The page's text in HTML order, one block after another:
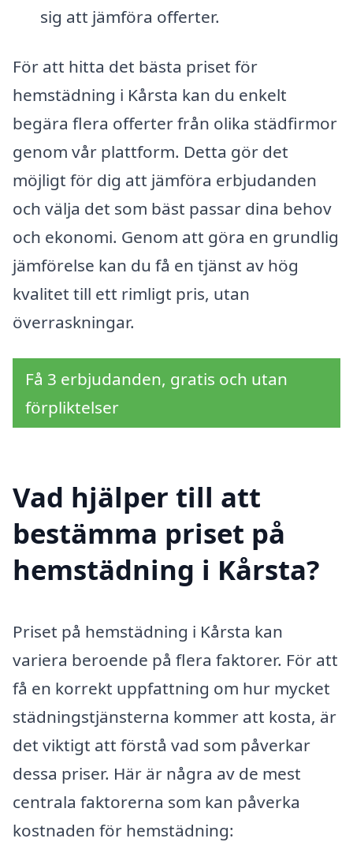
sig att jämföra offerter.
För att hitta det bästa priset för
hemstädning i Kårsta kan du enkelt
begära flera offerter från olika städfirmor
genom vår plattform. Detta gör det
möjligt för dig att jämföra erbjudanden
och välja det som bäst passar dina behov
och ekonomi. Genom att göra en grundlig
jämförelse kan du få en tjänst av hög
kvalitet till ett rimligt pris, utan
överraskningar.
Få 3 erbjudanden, gratis och utan
förpliktelser
Vad hjälper till att
bestämma priset på
hemstädning i Kårsta?
Priset på hemstädning i Kårsta kan
variera beroende på flera faktorer. För att
få en korrekt uppfattning om hur mycket
städningstjänsterna kommer att kosta, är
det viktigt att förstå vad som påverkar
dessa priser. Här är några av de mest
centrala faktorerna som kan påverka
kostnaden för hemstädning: